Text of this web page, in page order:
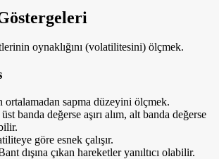
oynaklığını (volatilitesini) ölçmek.
ortalamadan sapma düzeyini ölçmek.
banda değerse aşırı alım, alt banda değerse
göre esnek çalışır.
dışına çıkan hareketler yanıltıcı olabilir.